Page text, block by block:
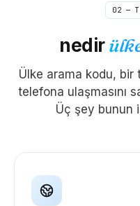
02 —
nedir
Ülke arama kodu, bir
telefona ulaşmasını
Üç şey bunun